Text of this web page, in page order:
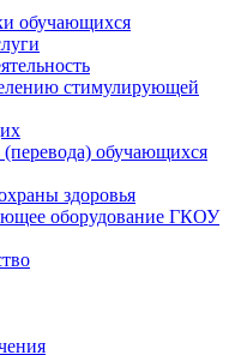
обучающихся
стимулирующей
обучающихся
здоровья
оборудование ГКОУ